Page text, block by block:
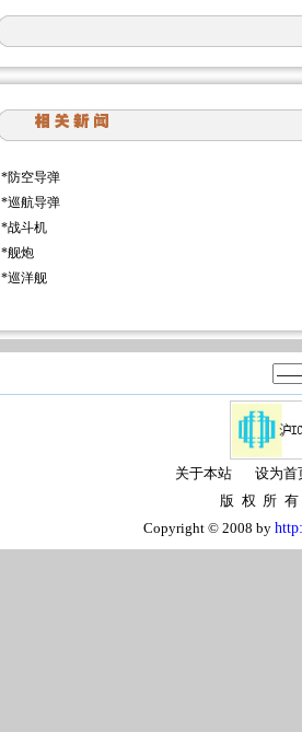
*防空导弹
*巡航导弹
*战斗机
*舰炮
*巡洋舰